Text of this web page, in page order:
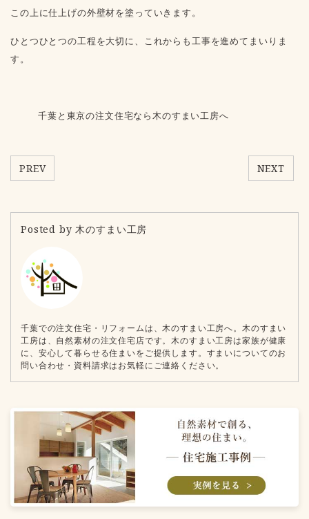
この上に仕上げの外壁材を塗っていきます。
ひとつひとつの工程を大切に、これからも工事を進めてまいりま
す。
千葉と東京の注文住宅なら木のすまい工房へ
PREV NEXT
Posted by 木のすまい工房
千葉での注文住宅・リフォームは、木のすまい工房へ。木のすまい
工房は、自然素材の注文住宅店です。木のすまい工房は家族が健康
に、安心して暮らせる住まいをご提供します。すまいについてのお
問い合わせ・資料請求はお気軽にご連絡ください。